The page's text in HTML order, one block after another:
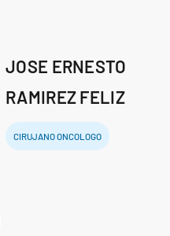
JOSE ERNESTO
RAMIREZ FELIZ
CIRUJANO ONCOLOGO